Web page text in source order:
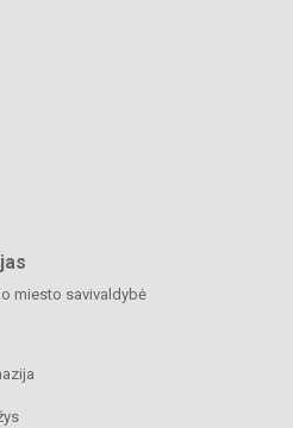
miesto savivaldybė